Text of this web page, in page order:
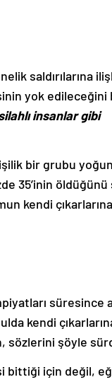
saldırılarına
yok edileceğini
insanlar gibi
bir grubu
35’inin
kendi
süresince
kendi
sözlerini şöyle
bittiği için değil,